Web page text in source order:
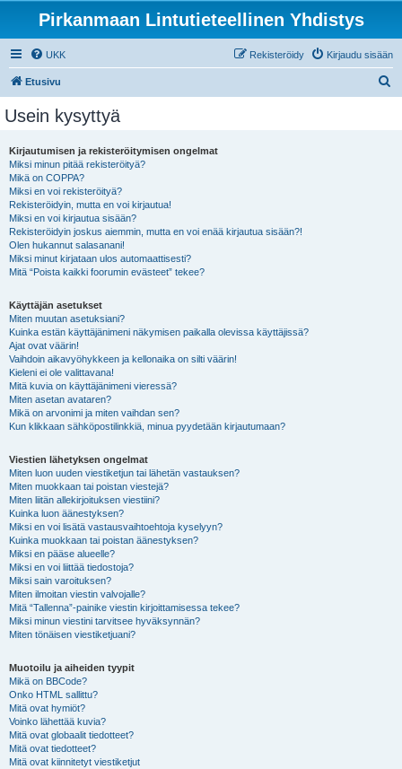
Pirkanmaan Lintutieteellinen Yhdistys
UKK Kirjaudu sisään
Rekisteröidy
Etusivu
Usein kysyttyä
Kirjautumisen ja rekisteröitymisen ongelmat
Miksi minun pitää rekisteröityä?
Mikä on COPPA?
Miksi en voi rekisteröityä?
Rekisteröidyin, mutta en voi kirjautua!
Miksi en voi kirjautua sisään?
Rekisteröidyin joskus aiemmin, mutta en voi enää kirjautua sisään?!
Olen hukannut salasanani!
Miksi minut kirjataan ulos automaattisesti?
Mitä “Poista kaikki foorumin evästeet” tekee?
Käyttäjän asetukset
Miten muutan asetuksiani?
Kuinka estän käyttäjänimeni näkymisen paikalla olevissa käyttäjissä?
Ajat ovat väärin!
Vaihdoin aikavyöhykkeen ja kellonaika on silti väärin!
Kieleni ei ole valittavana!
Mitä kuvia on käyttäjänimeni vieressä?
Miten asetan avataren?
Mikä on arvonimi ja miten vaihdan sen?
Kun klikkaan sähköpostilinkkiä, minua pyydetään kirjautumaan?
Viestien lähetyksen ongelmat
Miten luon uuden viestiketjun tai lähetän vastauksen?
Miten muokkaan tai poistan viestejä?
Miten liitän allekirjoituksen viestiini?
Kuinka luon äänestyksen?
Miksi en voi lisätä vastausvaihtoehtoja kyselyyn?
Kuinka muokkaan tai poistan äänestyksen?
Miksi en pääse alueelle?
Miksi en voi liittää tiedostoja?
Miksi sain varoituksen?
Miten ilmoitan viestin valvojalle?
Mitä “Tallenna”-painike viestin kirjoittamisessa tekee?
Miksi minun viestini tarvitsee hyväksynnän?
Miten tönäisen viestiketjuani?
Muotoilu ja aiheiden tyypit
Mikä on BBCode?
Onko HTML sallittu?
Mitä ovat hymiöt?
Voinko lähettää kuvia?
Mitä ovat globaalit tiedotteet?
Mitä ovat tiedotteet?
Mitä ovat kiinnitetyt viestiketjut